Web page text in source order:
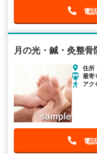
電
月の光・鍼・灸整骨
住所
最寄
アク
電